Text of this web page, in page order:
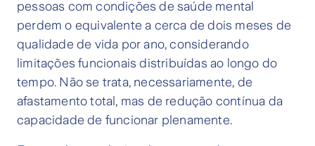
pessoas com condições de saúde mental
perdem o equivalente a cerca de dois meses de
qualidade de vida por ano, considerando
limitações funcionais distribuídas ao longo do
tempo. Não se trata, necessariamente, de
afastamento total, mas de redução contínua da
capacidade de funcionar plenamente.